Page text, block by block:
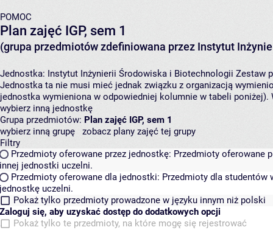
POMOC
Plan zajęć IGP, sem 1
(grupa przedmiotów zdefiniowana przez Instytut
Jednostka: Instytut Inżynierii Środowiska i Biotechnologii Zestaw
Jednostka ta nie musi mieć jednak związku z organizacją
jednostka wymieniona w odpowiedniej kolumnie w tabeli
wybierz inną jednostkę
Grupa przedmiotów: Plan zajęć IGP, sem 1
wybierz inną grupę
zobacz plany zajęć tej grupy
Filtry
Przedmioty oferowane przez jednostkę: Przedmioty oferowane
innej jednostki uczelni.
Przedmioty oferowane dla jednostki: Przedmioty dla studentów
jednostkę uczelni.
Pokaż tylko przedmioty prowadzone w języku innym niż polski
Zaloguj się, aby uzyskać dostęp do dodatkowych opcji
Pokaż tylko te przedmioty, na które mogę się rejestrować